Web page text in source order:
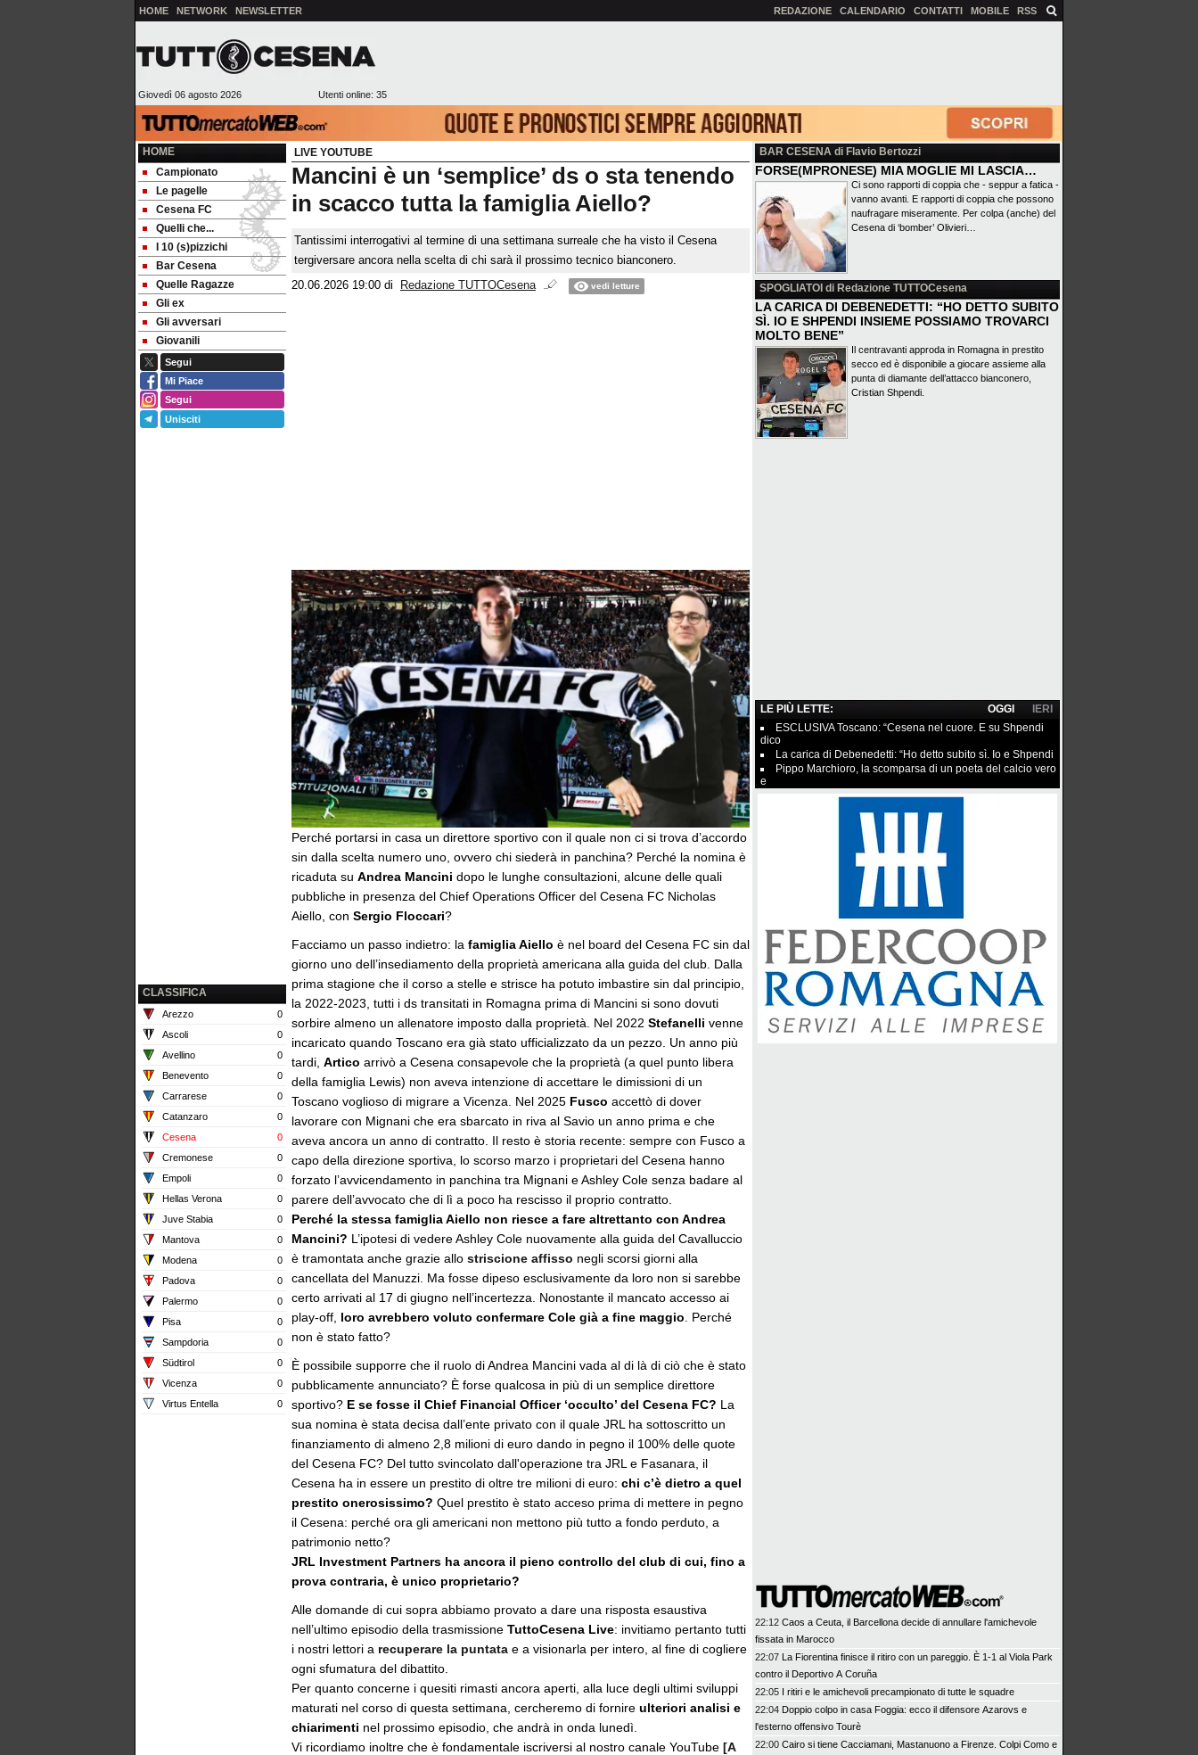
HOME NETWORK NEWSLETTER REDAZIONE CALENDARIO CONTATTI MOBILE RSS
Giovedì 06 agosto 2026 Utenti online: 35
HOME
Campionato
Le pagelle
Cesena FC
Quelli che...
I 10 (s)pizzichi
Bar Cesena
Quelle Ragazze
Gli ex
Gli avversari
Giovanili
Segui
Mi Piace
Segui
Unisciti
CLASSIFICA
Arezzo
0
Ascoli
0
Avellino
0
Benevento
0
Carrarese
0
Catanzaro
0
Cesena
0
Cremonese
0
Empoli
0
Hellas Verona
0
Juve Stabia
0
Mantova
0
Modena
0
Padova
0
Palermo
0
Pisa
0
Sampdoria
0
Südtirol
0
Vicenza
0
Virtus Entella
0
LIVE YOUTUBE
Mancini è un ‘semplice’ ds o sta tenendo
in scacco tutta la famiglia Aiello?
Tantissimi interrogativi al termine di una settimana surreale che ha visto il Cesena
tergiversare ancora nella scelta di chi sarà il prossimo tecnico bianconero.
20.06.2026 19:00 di Redazione TUTTOCesena vedi letture
Perché portarsi in casa un direttore sportivo con il quale non ci si trova d’accordo
sin dalla scelta numero uno, ovvero chi siederà in panchina? Perché la nomina è
ricaduta su Andrea Mancini dopo le lunghe consultazioni, alcune delle quali
pubbliche in presenza del Chief Operations Officer del Cesena FC Nicholas
Aiello, con Sergio Floccari?
Facciamo un passo indietro: la famiglia Aiello è nel board del Cesena FC sin dal
giorno uno dell’insediamento della proprietà americana alla guida del club. Dalla
prima stagione che il corso a stelle e strisce ha potuto imbastire sin dal principio,
la 2022-2023, tutti i ds transitati in Romagna prima di Mancini si sono dovuti
sorbire almeno un allenatore imposto dalla proprietà. Nel 2022 Stefanelli venne
incaricato quando Toscano era già stato ufficializzato da un pezzo. Un anno più
tardi, Artico arrivò a Cesena consapevole che la proprietà (a quel punto libera
della famiglia Lewis) non aveva intenzione di accettare le dimissioni di un
Toscano voglioso di migrare a Vicenza. Nel 2025 Fusco accettò di dover
lavorare con Mignani che era sbarcato in riva al Savio un anno prima e che
aveva ancora un anno di contratto. Il resto è storia recente: sempre con Fusco a
capo della direzione sportiva, lo scorso marzo i proprietari del Cesena hanno
forzato l’avvicendamento in panchina tra Mignani e Ashley Cole senza badare al
parere dell’avvocato che di lì a poco ha rescisso il proprio contratto.
Perché la stessa famiglia Aiello non riesce a fare altrettanto con Andrea
Mancini? L’ipotesi di vedere Ashley Cole nuovamente alla guida del Cavalluccio
è tramontata anche grazie allo striscione affisso negli scorsi giorni alla
cancellata del Manuzzi. Ma fosse dipeso esclusivamente da loro non si sarebbe
certo arrivati al 17 di giugno nell’incertezza. Nonostante il mancato accesso ai
play-off, loro avrebbero voluto confermare Cole già a fine maggio . Perché
non è stato fatto?
È possibile supporre che il ruolo di Andrea Mancini vada al di là di ciò che è stato
pubblicamente annunciato? È forse qualcosa in più di un semplice direttore
sportivo? E se fosse il Chief Financial Officer ‘occulto’ del Cesena FC? La
sua nomina è stata decisa dall’ente privato con il quale JRL ha sottoscritto un
finanziamento di almeno 2,8 milioni di euro dando in pegno il 100% delle quote
del Cesena FC? Del tutto svincolato dall'operazione tra JRL e Fasanara, il
Cesena ha in essere un prestito di oltre tre milioni di euro: chi c’è dietro a quel
prestito onerosissimo? Quel prestito è stato acceso prima di mettere in pegno
il Cesena: perché ora gli americani non mettono più tutto a fondo perduto, a
patrimonio netto?
JRL Investment Partners ha ancora il pieno controllo del club di cui, fino a
prova contraria, è unico proprietario?
Alle domande di cui sopra abbiamo provato a dare una risposta esaustiva
nell’ultimo episodio della trasmissione TuttoCesena Live: invitiamo pertanto tutti
i nostri lettori a recuperare la puntata e a visionarla per intero, al fine di cogliere
ogni sfumatura del dibattito.
Per quanto concerne i quesiti rimasti ancora aperti, alla luce degli ultimi sviluppi
maturati nel corso di questa settimana, cercheremo di fornire ulteriori analisi e
chiarimenti nel prossimo episodio, che andrà in onda lunedì.
Vi ricordiamo inoltre che è fondamentale iscriversi al nostro canale YouTube [A
BAR CESENA di Flavio Bertozzi
FORSE(MPRONESE) MIA MOGLIE MI LASCIA…
Ci sono rapporti di coppia che - seppur a fatica -
vanno avanti. E rapporti di coppia che possono
naufragare miseramente. Per colpa (anche) del
Cesena di ‘bomber’ Olivieri…
SPOGLIATOI di Redazione TUTTOCesena
LA CARICA DI DEBENEDETTI: “HO DETTO SUBITO
SÌ. IO E SHPENDI INSIEME POSSIAMO TROVARCI
MOLTO BENE”
Il centravanti approda in Romagna in prestito
secco ed è disponibile a giocare assieme alla
punta di diamante dell’attacco bianconero,
Cristian Shpendi.
LE PIÙ LETTE: IERI
OGGI
ESCLUSIVA Toscano: “Cesena nel cuore. E su Shpendi
dico
La carica di Debenedetti: “Ho detto subito sì. Io e Shpendi
Pippo Marchioro, la scomparsa di un poeta del calcio vero
e
22:12 Caos a Ceuta, il Barcellona decide di annullare l'amichevole
fissata in Marocco
22:07 La Fiorentina finisce il ritiro con un pareggio. È 1-1 al Viola Park
contro il Deportivo A Coruña
22:05 I ritiri e le amichevoli precampionato di tutte le squadre
22:04 Doppio colpo in casa Foggia: ecco il difensore Azarovs e
l'esterno offensivo Tourè
22:00 Cairo si tiene Cacciamani, Mastanuono a Firenze. Colpi Como e